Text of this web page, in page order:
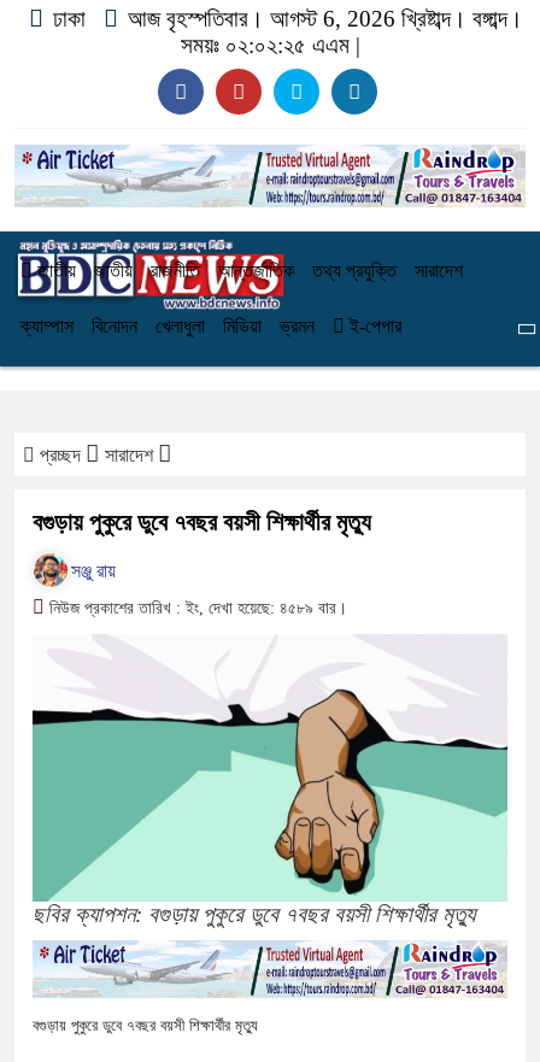
ঢাকা আজ বৃহস্পতিবার। আগস্ট 6, 2026 খ্রিষ্টাব্দ। বঙ্গাব্দ।
সময়ঃ ০২:০২:২৬ এএম|
জাতীয় জাতীয় রাজনীতি আন্তর্জাতিক তথ্য প্রযুক্তি সারাদেশ
ক্যাম্পাস বিনোদন খেলাধুলা মিডিয়া ভ্রমন ই-পেপার
প্রচ্ছদ সারাদেশ
বগুড়ায় পুকুরে ডুবে ৭বছর বয়সী শিক্ষার্থীর মৃত্যু
সঞ্জু রায়
নিউজ প্রকাশের তারিখ : ইং, দেখা হয়েছে: ৪৫৮৯ বার।
ছবির ক্যাপশন: বগুড়ায় পুকুরে ডুবে ৭বছর বয়সী শিক্ষার্থীর মৃত্যু
বগুড়ায় পুকুরে ডুবে ৭বছর বয়সী শিক্ষার্থীর মৃত্যু